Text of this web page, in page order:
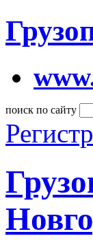
поиск по сайту